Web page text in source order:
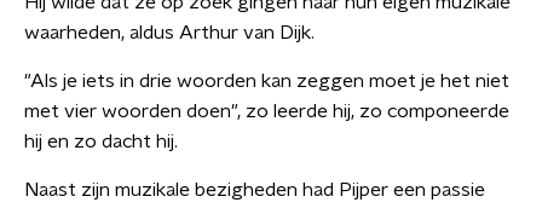
waarheden, aldus Arthur van Dijk.
"Als je iets in drie woorden kan zeggen moet je het niet
met vier woorden doen", zo leerde hij, zo componeerde
hij en zo dacht hij.
Naast zijn muzikale bezigheden had Pijper een passie